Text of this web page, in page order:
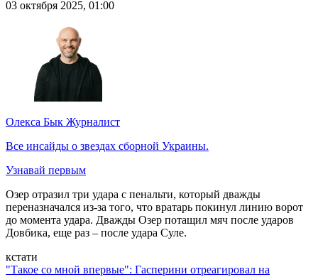
03 октября 2025, 01:00
Олекса Бык Журналист
Все инсайды о звездах сборной Украины.
Узнавай первым
Озер отразил три удара с пенальти, который дважды
переназначался из-за того, что вратарь покинул линию ворот
до момента удара. Дважды Озер потащил мяч после ударов
Довбика, еще раз – после удара Суле.
кстати
"Такое со мной впервые": Гасперини отреагировал на